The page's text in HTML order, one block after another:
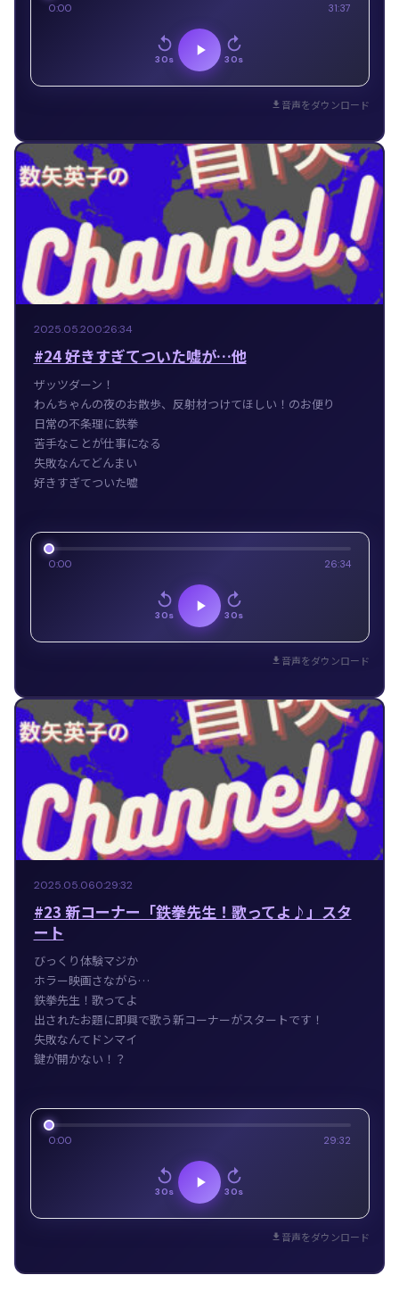
0:00 31:37
30s 30s
音声をダウンロード
2025.05.200:26:34
#24 好きすぎてついた嘘が…他
ザッツダーン！
わんちゃんの夜のお散歩、反射材つけてほしい！のお便り
日常の不条理に鉄拳
苦手なことが仕事になる
失敗なんてどんまい
好きすぎてついた嘘
0:00 26:34
30s 30s
音声をダウンロード
2025.05.060:29:32
#23 新コーナー「鉄拳先生！歌ってよ♪」スタ
ート
びっくり体験マジか
ホラー映画さながら…
鉄拳先生！歌ってよ
出されたお題に即興で歌う新コーナーがスタートです！
失敗なんてドンマイ
鍵が開かない！？
0:00 29:32
30s 30s
音声をダウンロード